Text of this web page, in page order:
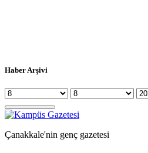
Haber Arşivi
Çanakkale'nin genç gazetesi